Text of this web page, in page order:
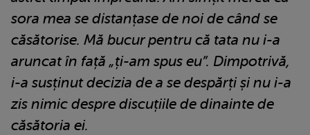
sora mea se distanțase de noi de când se
căsătorise. Mă bucur pentru că tata nu i-a
aruncat în față „ți-am spus eu”. Dimpotrivă,
i-a susținut decizia de a se despărți și nu i-a
zis nimic despre discuțiile de dinainte de
căsătoria ei.